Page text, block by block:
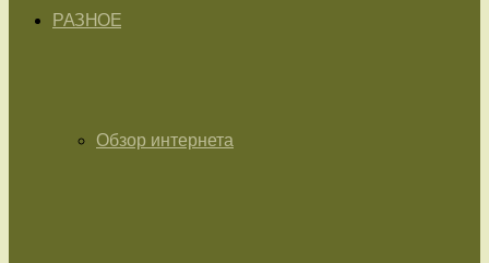
РАЗНОЕ
Обзор интернета